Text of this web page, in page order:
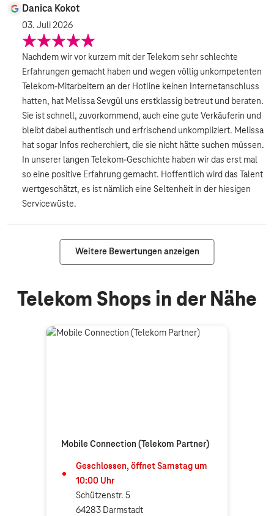
Danica Kokot
03. Juli 2026
Nachdem wir vor kurzem mit der Telekom sehr schlechte
Erfahrungen gemacht haben und wegen völlig unkompetenten
Telekom-Mitarbeitern an der Hotline keinen Internetanschluss
hatten, hat Melissa Sevgül uns erstklassig betreut und beraten.
Sie ist schnell, zuvorkommend, auch eine gute Verkäuferin und
bleibt dabei authentisch und erfrischend unkompliziert. Melissa
hat sogar Infos recherchiert, die sie nicht hätte suchen müssen.
In unserer langen Telekom-Geschichte haben wir das erst mal
so eine positive Erfahrung gemacht. Hoffentlich wird das Talent
wertgeschätzt, es ist nämlich eine Seltenheit in der hiesigen
Servicewüste.
Weitere Bewertungen anzeigen
Telekom Shops in der Nähe
Mobile Connection (Telekom Partner)
Geschlossen, öffnetSamstag um
10:00 Uhr
Schützenstr. 5
64283 Darmstadt